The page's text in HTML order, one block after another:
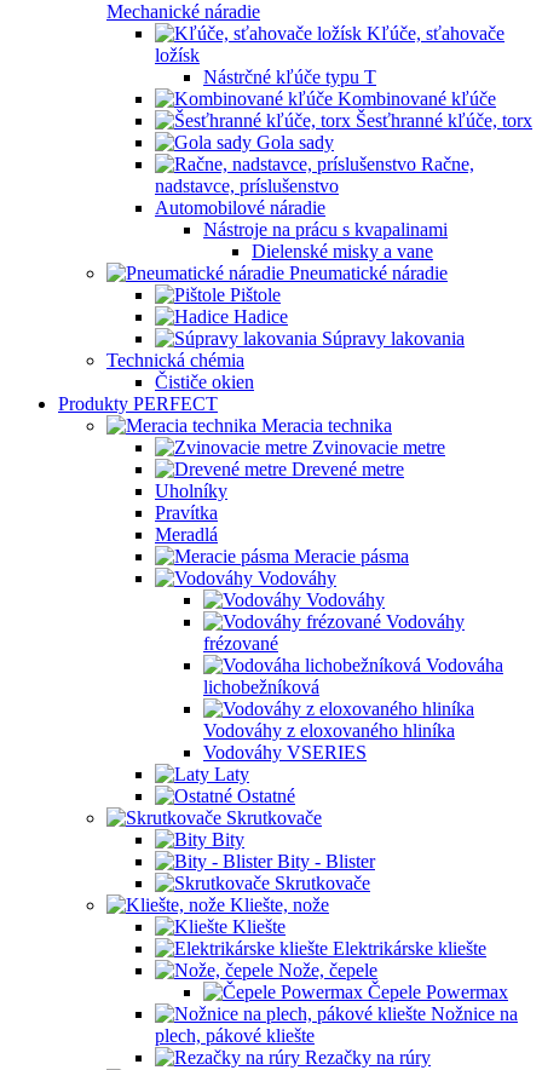
Mechanické náradie
Kľúče, sťahovače
ložísk
Nástrčné kľúče typu T
Kombinované kľúče
Šesťhranné kľúče, torx
Gola sady
Račne,
nadstavce, príslušenstvo
Automobilové náradie
Nástroje na prácu s kvapalinami
Dielenské misky a vane
Pneumatické náradie
Pištole
Hadice
Súpravy lakovania
Technická chémia
Čističe okien
Produkty PERFECT
Meracia technika
Zvinovacie metre
Drevené metre
Uholníky
Pravítka
Meradlá
Meracie pásma
Vodováhy
Vodováhy
Vodováhy
frézované
Vodováha
lichobežníková
Vodováhy z eloxovaného hliníka
Vodováhy VSERIES
Laty
Ostatné
Skrutkovače
Bity
Bity - Blister
Skrutkovače
Kliešte, nože
Kliešte
Elektrikárske kliešte
Nože, čepele
Čepele Powermax
Nožnice na
plech, pákové kliešte
Rezačky na rúry